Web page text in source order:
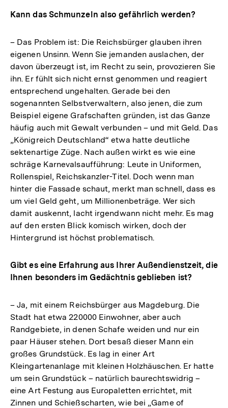
Kann das Schmunzeln also gefährlich werden?
– Das Problem ist: Die Reichsbürger glauben ihren
eigenen Unsinn. Wenn Sie jemanden auslachen, der
davon überzeugt ist, im Recht zu sein, provozieren Sie
ihn. Er fühlt sich nicht ernst genommen und reagiert
entsprechend ungehalten. Gerade bei den
sogenannten Selbstverwaltern, also jenen, die zum
Beispiel eigene Grafschaften gründen, ist das Ganze
häufig auch mit Gewalt verbunden – und mit Geld. Das
„Königreich Deutschland“ etwa hatte deutliche
sektenartige Züge. Nach außen wirkt es wie eine
schräge Karnevalsaufführung: Leute in Uniformen,
Rollenspiel, Reichskanzler-Titel. Doch wenn man
hinter die Fassade schaut, merkt man schnell, dass es
um viel Geld geht, um Millionenbeträge. Wer sich
damit auskennt, lacht irgendwann nicht mehr. Es mag
auf den ersten Blick komisch wirken, doch der
Hintergrund ist höchst problematisch.
Gibt es eine Erfahrung aus Ihrer Außendienstzeit, die
Ihnen besonders im Gedächtnis geblieben ist?
– Ja, mit einem Reichsbürger aus Magdeburg. Die
Stadt hat etwa 220000 Einwohner, aber auch
Randgebiete, in denen Schafe weiden und nur ein
paar Häuser stehen. Dort besaß dieser Mann ein
großes Grundstück. Es lag in einer Art
Kleingartenanlage mit kleinen Holzhäuschen. Er hatte
um sein Grundstück – natürlich baurechtswidrig –
eine Art Festung aus Europaletten errichtet, mit
Zinnen und Schießscharten, wie bei „Game of